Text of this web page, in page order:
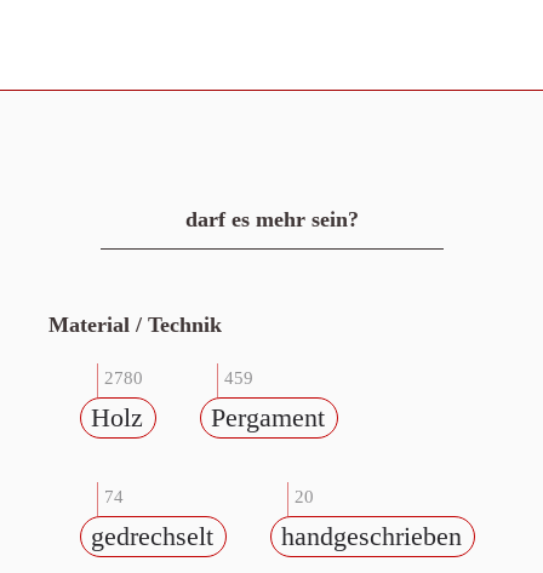
darf es mehr sein?
Material / Technik
2780
Holz
459
Pergament
74
gedrechselt
20
handgeschrieben